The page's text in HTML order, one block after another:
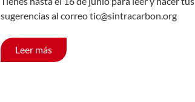
sugerencias al correo tic@sintracarbon.org
Leer más